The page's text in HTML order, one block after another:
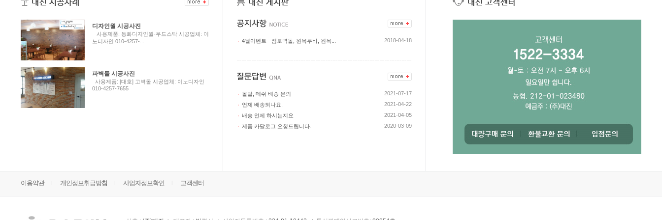
디자인월 시공사진
사용제품: 동화디지인월-우드스탁 시공업체: 이
노디자인 010-4257-...
파벽돌 시공사진
사용제품: [대호] 고벽돌 시공업체: 이노디자인
010-4257-7655
4월이벤트 - 점토벽돌, 원목루바, 원목... 2018-04-18
몰탈, 메쉬 배송 문의
2021-07-17
언제 배송되나요.
2021-04-22
배송 언제 하시는지요
2021-04-05
제품 카달로그 요청드립니다.
2020-03-09
이용약관 개인정보취급방침 사업자정보확인 고객센터